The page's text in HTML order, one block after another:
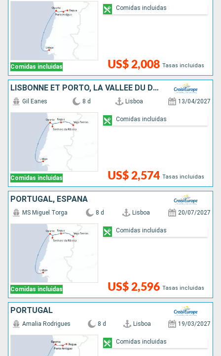
Comidas incluidas US$ 2,008 Tasas incluidas
Comidas incluidas
LISBONNE ET PORTO, LA VALLÉE DU DOURO
Comidas incluidas
Gil Eanes 8 d Lisboa 13/04/2027
US$ 2,574 Tasas incluidas
Comidas incluidas
PORTUGAL, ESPAÑA
Comidas incluidas
MS Miguel Torga 8 d Lisboa 20/07/2027
US$ 2,596 Tasas incluidas
Comidas incluidas
PORTUGAL
Amalia Rodrigues 8 d Lisboa 19/03/2027
Comidas incluidas